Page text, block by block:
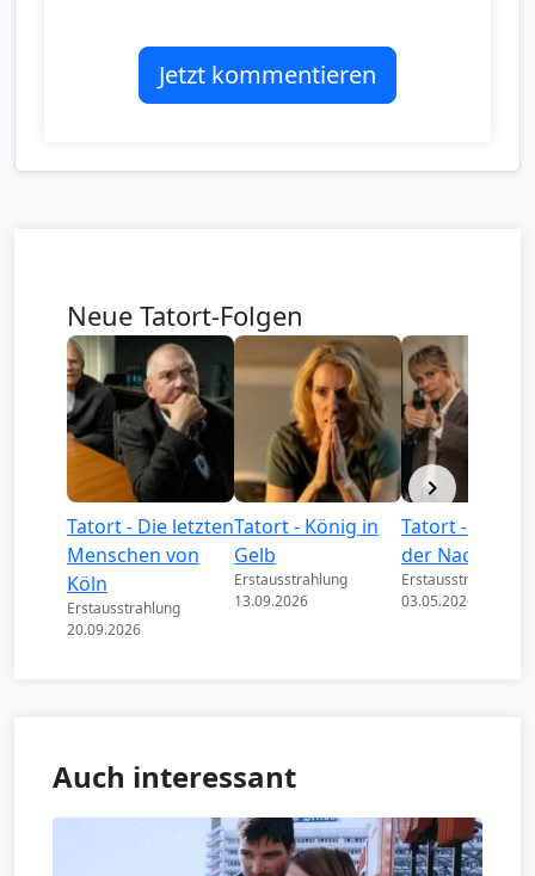
Jetzt kommentieren
Neue Tatort-Folgen
Tatort - Die letzten
Menschen von
Köln
Erstausstrahlung
20.09.2026
Tatort - König in
Gelb
Erstausstrahlung
13.09.2026
Tatort - Könige
der Nacht
Erstausstrahlung
03.05.2026
Auch interessant